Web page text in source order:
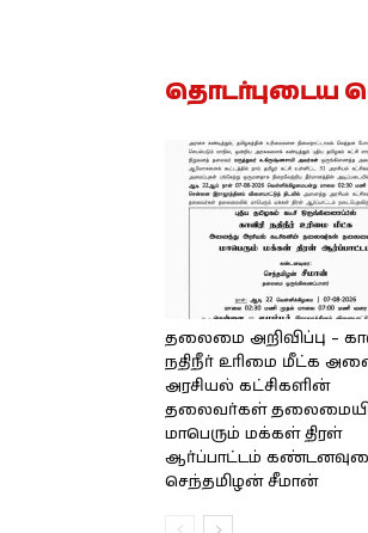
தொடர்புடைய
தலைமை அறிவிப்பு –
நதிநீர் உரிமை மீட்க
அரசியல் கட்சிகளின்
தலைவர்கள்
மாபெரும் மக்கள் திரள்
ஆர்ப்பாட்டம்
செந்தமிழன் சீமான்